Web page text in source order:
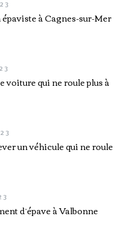
à Cagnes-sur-Mer
voiture qui ne roule plus à
un véhicule qui ne roule
d’épave à Valbonne